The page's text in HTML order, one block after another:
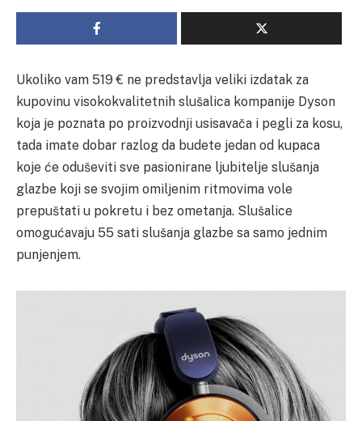
Ukoliko vam 519 € ne predstavlja veliki izdatak za
kupovinu visokokvalitetnih slušalica kompanije Dyson
koja je poznata po proizvodnji usisavača i pegli za kosu,
tada imate dobar razlog da budete jedan od kupaca
koje će oduševiti sve pasionirane ljubitelje slušanja
glazbe koji se svojim omiljenim ritmovima vole
prepuštati u pokretu i bez ometanja. Slušalice
omogućavaju 55 sati slušanja glazbe sa samo jednim
punjenjem.